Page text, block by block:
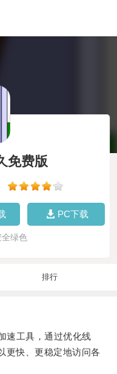
免费版
PC下载
绿色
排行
工具，通过优化线
更快、更稳定地访问各